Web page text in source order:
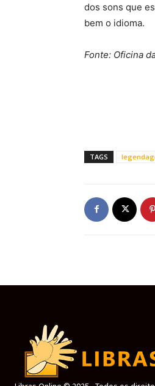
dos sons que
bem o idioma.
Fonte: Oficina
TAGS